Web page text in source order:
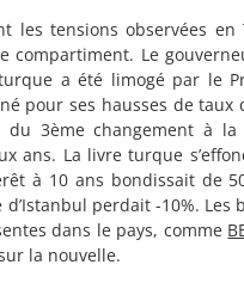
les tensions observées en
compartiment. Le
a été limogé par le
pour ses hausses de taux
du 3ème changement à
ans. La livre turque
à 10 ans bondissait de
d’Istanbul perdait -10%. Les
dans le pays, comme
la nouvelle.